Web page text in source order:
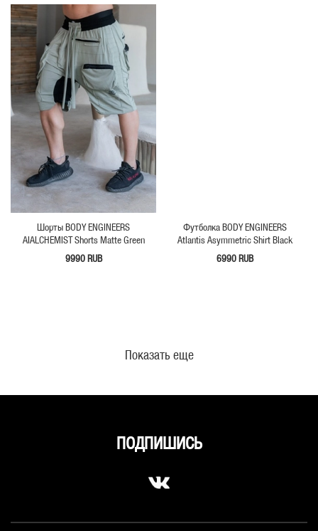
Шорты BODY ENGINEERS
AIALCHEMIST Shorts Matte Green
9990 RUB
Футболка BODY ENGINEERS
Atlantis Asymmetric Shirt Black
6990 RUB
Показать еще
ПОДПИШИСЬ